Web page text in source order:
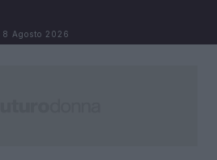
8 Agosto 2026